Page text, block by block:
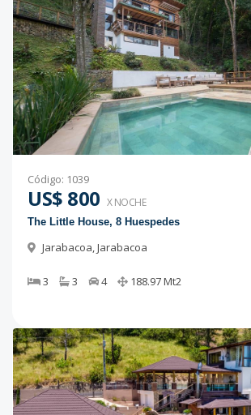
Código: 1039
US$ 800 X NOCHE
The Little House, 8 Huespedes
Jarabacoa,Jarabacoa
3 3 4 188.97Mt2